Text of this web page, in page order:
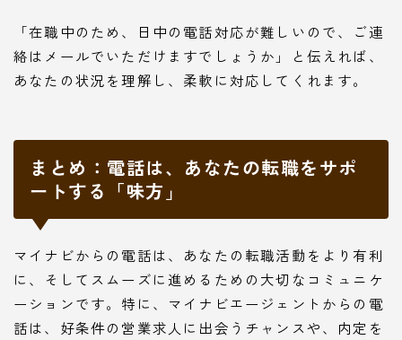
「在職中のため、日中の電話対応が難しいので、ご連
絡はメールでいただけますでしょうか」と伝えれば、
あなたの状況を理解し、柔軟に対応してくれます。
まとめ：電話は、あなたの転職をサポ
ートする「味方」
マイナビからの電話は、あなたの転職活動をより有利
に、そしてスムーズに進めるための大切なコミュニケ
ーションです。特に、マイナビエージェントからの電
話は、好条件の営業求人に出会うチャンスや、内定を